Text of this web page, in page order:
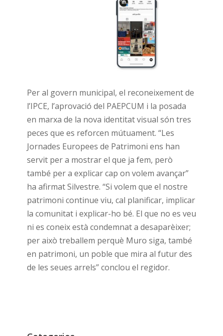
Per al govern municipal, el reconeixement de
l’IPCE, l’aprovació del PAEPCUM i la posada
en marxa de la nova identitat visual són tres
peces que es reforcen mútuament. “Les
Jornades Europees de Patrimoni ens han
servit per a mostrar el que ja fem, però
també per a explicar cap on volem avançar”
ha afirmat Silvestre. “Si volem que el nostre
patrimoni continue viu, cal planificar, implicar
la comunitat i explicar-ho bé. El que no es veu
ni es coneix està condemnat a desaparèixer;
per això treballem perquè Muro siga, també
en patrimoni, un poble que mira al futur des
de les seues arrels” conclou el regidor.